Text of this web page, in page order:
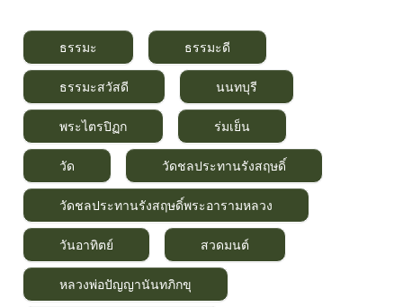
ธรรมะ ธรรมะดี
ธรรมะสวัสดี นนทบุรี
พระไตรปิฏก ร่มเย็น
วัด วัดชลประทานรังสฤษดิ์
วัดชลประทานรังสฤษดิ์พระอารามหลวง
วันอาทิตย์ สวดมนต์
หลวงพ่อปัญญานันทภิกขุ